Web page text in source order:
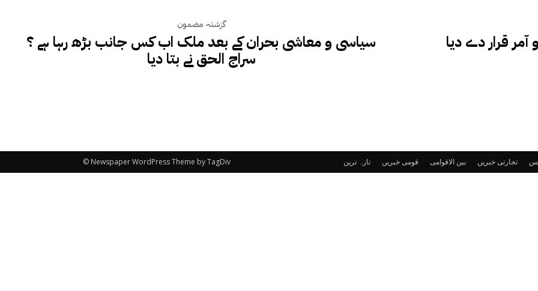
گزشتہ مضمون
سیاسی و معاشی بحران کے بعد ملک اب کس جانب بڑھ رہا ہے ؟
سراج الحق نے بتا دیا
قرار دے دیا
تازہ ترین قومی خبریں بین الاقوامی تجارتی خبریں © Newspaper WordPress Theme by TagDiv